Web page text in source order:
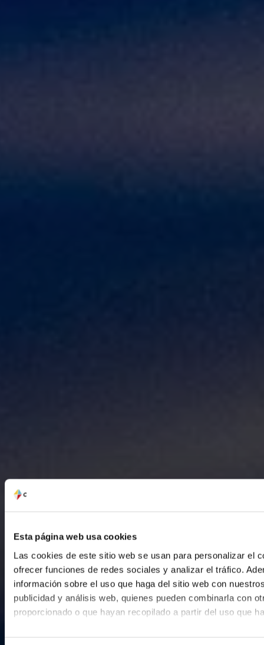
Esta página web usa cookies
Las cookies de este sitio web se usan para personalizar el
ofrecer funciones de redes sociales y analizar el tráfico.
información sobre el uso que haga del sitio web con
publicidad y análisis web, quienes pueden combinarla con
proporcionado o que hayan recopilado a partir del uso que